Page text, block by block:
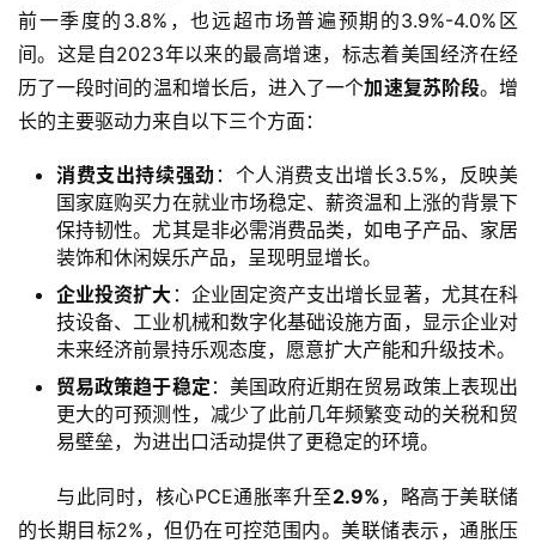
前一季度的3.8%，也远超市场普遍预期的3.9%-4.0%区
间。这是自2023年以来的最高增速，标志着美国经济在经
历了一段时间的温和增长后，进入了一个加速复苏阶段。增
长的主要驱动力来自以下三个方面：
消费支出持续强劲 ：个人消费支出增长3.5%，反映美
国家庭购买力在就业市场稳定、薪资温和上涨的背景下
保持韧性。尤其是非必需消费品类，如电子产品、家居
装饰和休闲娱乐产品，呈现明显增长。
企业投资扩大 ：企业固定资产支出增长显著，尤其在科
技设备、工业机械和数字化基础设施方面，显示企业对
未来经济前景持乐观态度，愿意扩大产能和升级技术。
贸易政策趋于稳定 ：美国政府近期在贸易政策上表现出
更大的可预测性，减少了此前几年频繁变动的关税和贸
易壁垒，为进出口活动提供了更稳定的环境。
与此同时，核心PCE通胀率升至2.9%，略高于美联储
的长期目标2%，但仍在可控范围内。美联储表示，通胀压